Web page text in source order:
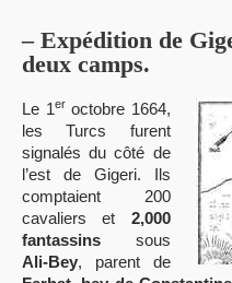
Levés
– Expédition de
deux camps.
Le 1eroctobre 1664,
les Turcs furent
signalés du côté de
l’est de Gigeri. Ils
comptaient 200
cavaliers et 2,000
fantassins sous
Ali-Bey, parent de